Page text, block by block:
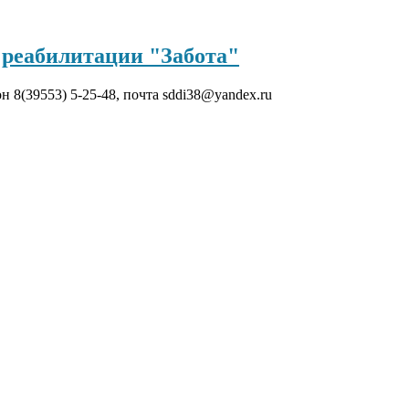
"Забота"
8(39553) 5-25-48, почта sddi38@yandex.ru